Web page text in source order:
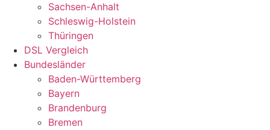
Sachsen-Anhalt
Schleswig-Holstein
Thüringen
DSL Vergleich
Bundesländer
Baden-Württemberg
Bayern
Brandenburg
Bremen